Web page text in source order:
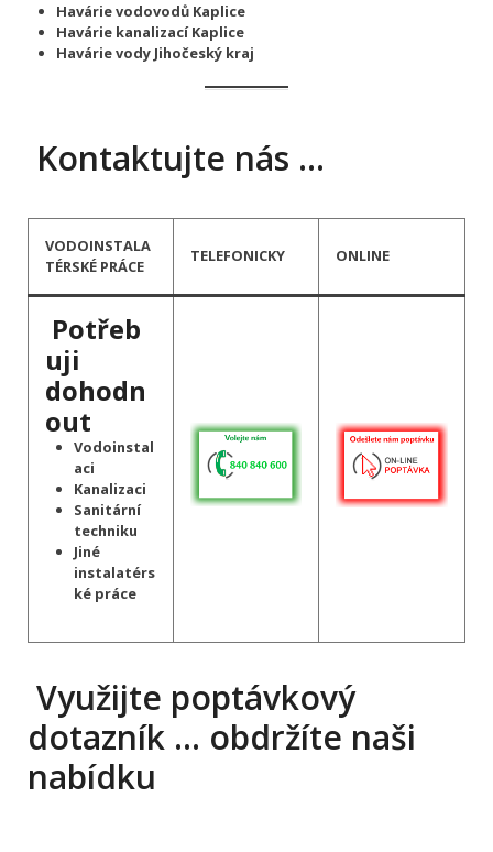
Havárie vodovodů Kaplice
Havárie kanalizací Kaplice
Havárie vody Jihočeský kraj
Kontaktujte nás …
VODOINSTALA
TÉRSKÉ PRÁCE
TELEFONICKY ONLINE
Potřeb
uji
dohodn
out
Vodoinstal
aci
Kanalizaci
Sanitární
techniku
Jiné
instalatérs
ké práce
Využijte poptávkový
dotazník … obdržíte naši
nabídku